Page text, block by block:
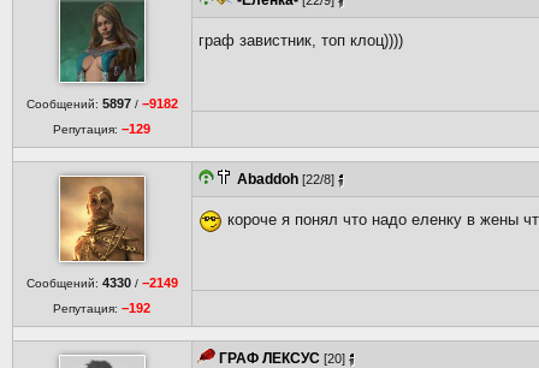
Сообщений: 5897 / −9182
Репутация:−129
граф завистник, топ клоц))))
Сообщений: 4330 / −2149
Репутация:−192
Abaddoh [22/8]
короче я понял что надо еленку в жены
ГРАФ ЛЕКСУС [20]